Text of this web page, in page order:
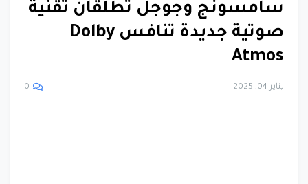
سامسونج وجوجل تطلقان تقنية
صوتية جديدة تنافس Dolby
Atmos
يناير 04, 2025 0